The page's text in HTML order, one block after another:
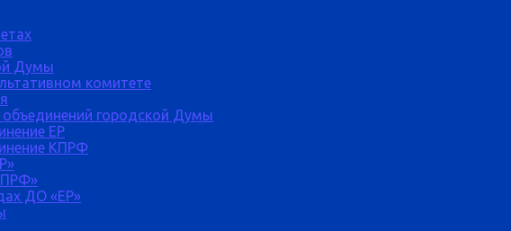
Думы
комитете
объединений городской Думы
ЕР
КПРФ
ДО «ЕР»